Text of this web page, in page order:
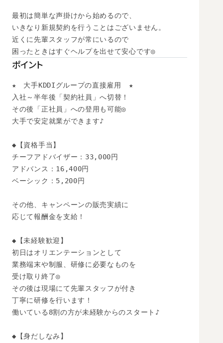
最初は簡単な声掛けから始めるので、
いきなり新規契約を行うことはございません。
近くに先輩スタッフが常にいるので
困ったときはすぐヘルプを出せて安心です◎
ポイント
★　大手KDDIグループの直接雇用　★
入社～半年後「契約社員」へ切替！
その後「正社員」への登用も可能◎
大手で安定就業ができます♪
◆【資格手当】
チーフアドバイザー：33,000円
アドバンス：16,400円
ベーシック：5,200円
その他、キャンペーンの販売実績に
応じて報酬金を支給！
◆【未経験歓迎】
初日はオリエンテーションとして
業務端末や制服、研修に必要なものを
受け取り終了◎
その後は現場にて先輩スタッフが付き
丁寧に研修を行います！
働いている8割の方が未経験からのスタート♪
◆【身だしなみ】